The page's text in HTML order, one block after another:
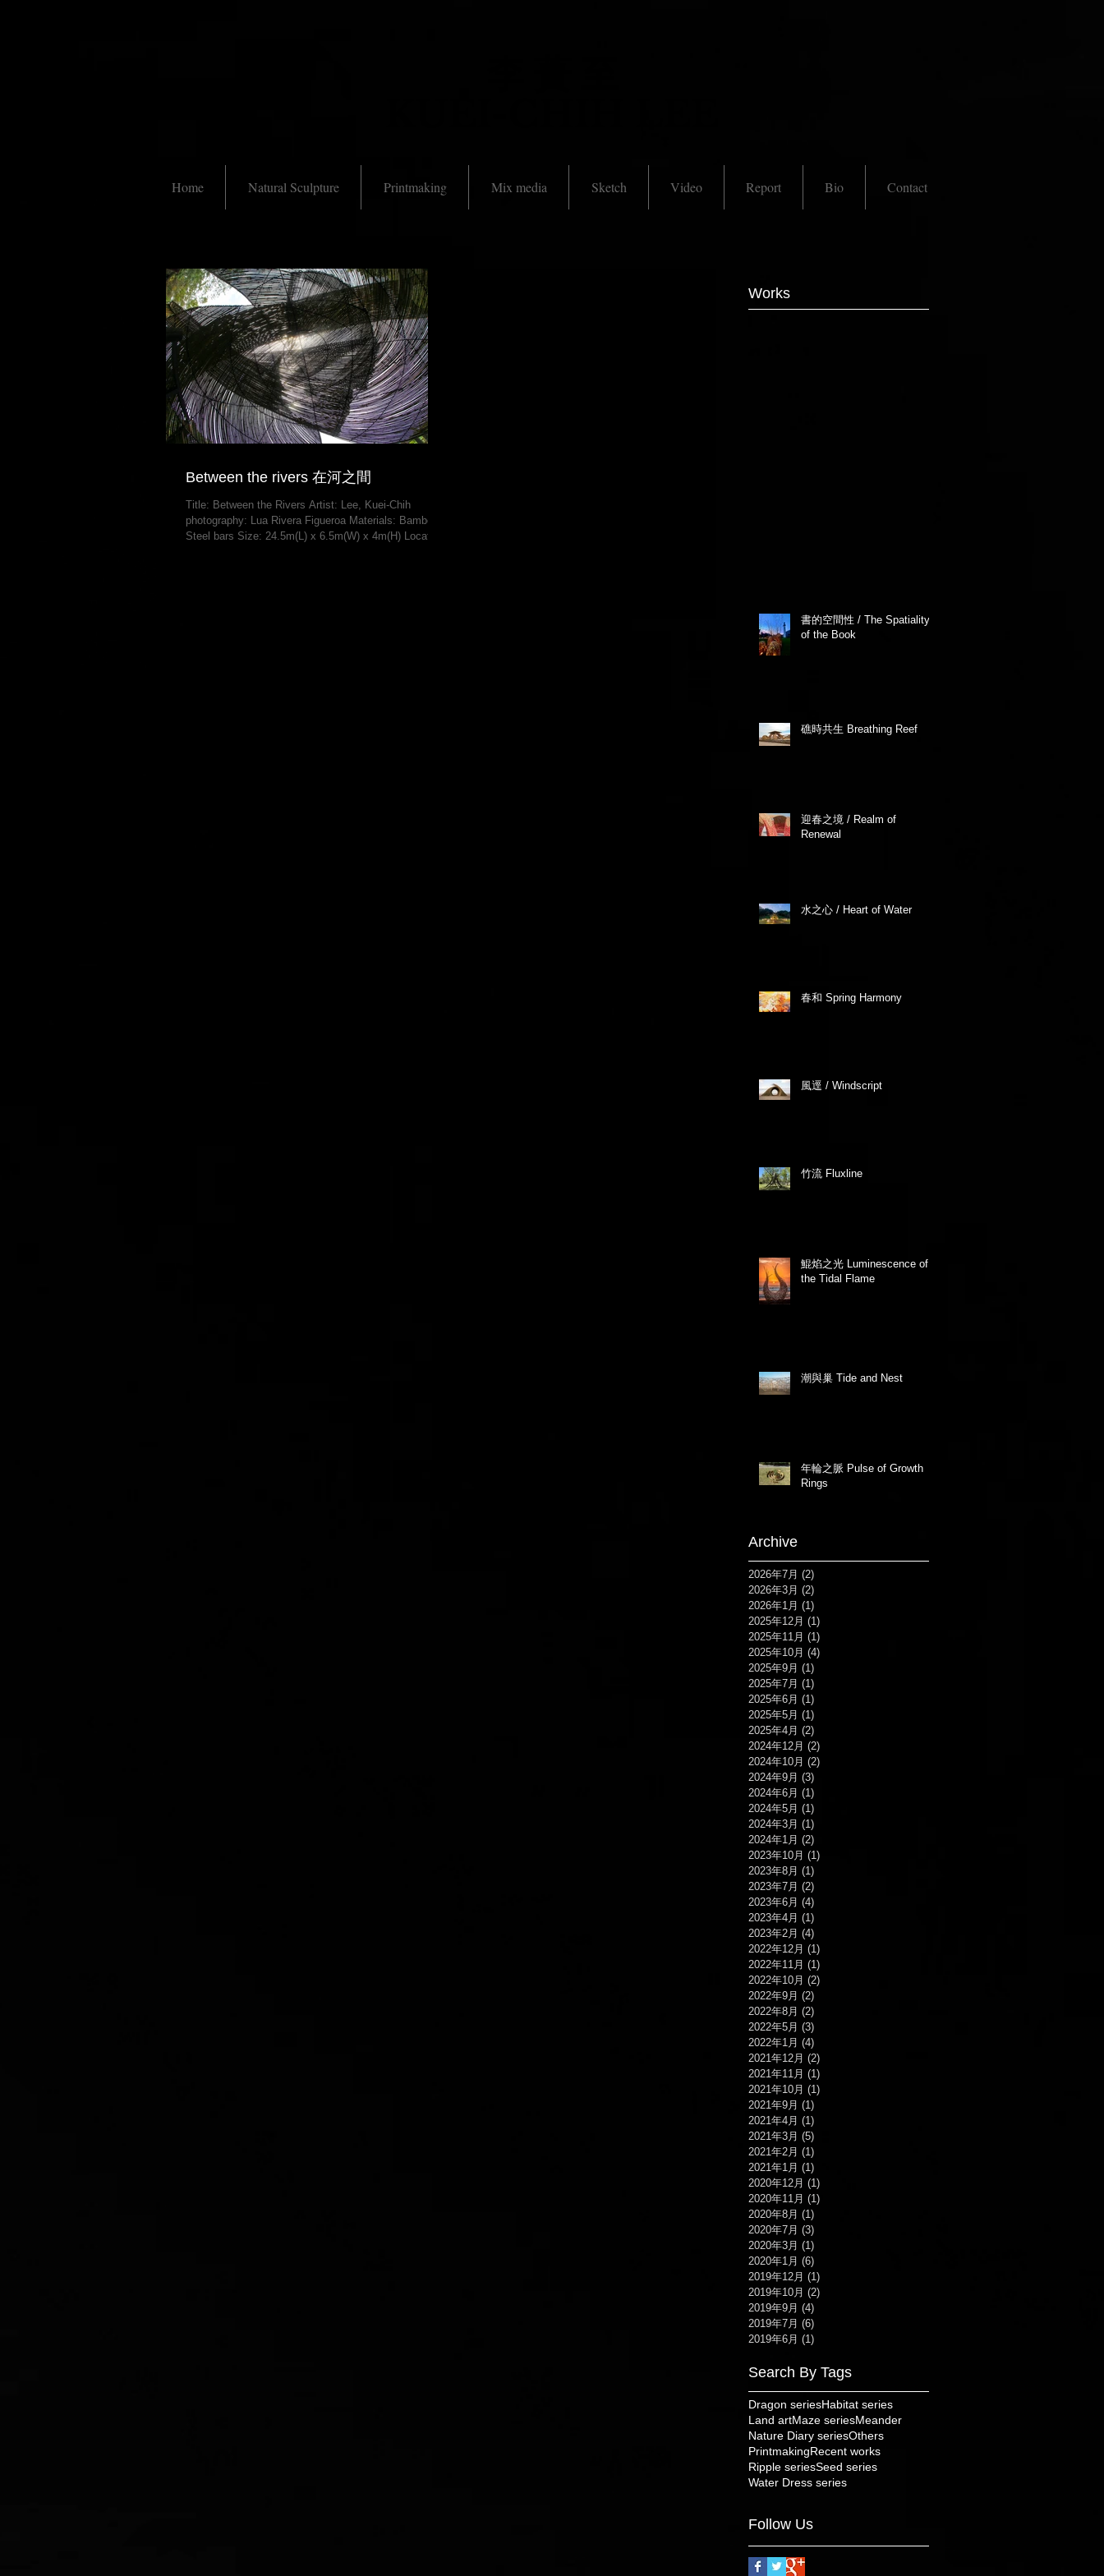
Home Natural Sculpture Printmaking Mix media Sketch Video Report Bio Contact
Between the rivers 在河之間
Title: Between the Rivers Artist: Lee, Kuei-Chih
photography: Lua Rivera Figueroa Materials: Bamboo,
Steel bars Size: 24.5m(L) x 6.5m(W) x 4m(H) Location:
Works
書的空間性 / The Spatiality
of the Book
礁時共生 Breathing Reef
迎春之境 / Realm of
Renewal
水之心 / Heart of Water
春和 Spring Harmony
風逕 / Windscript
竹流 Fluxline
鯤焰之光 Luminescence of
the Tidal Flame
潮與巢 Tide and Nest
年輪之脈 Pulse of Growth
Rings
Archive
2026年7月 (2)
2026年3月 (2)
2026年1月 (1)
2025年12月 (1)
2025年11月 (1)
2025年10月 (4)
2025年9月 (1)
2025年7月 (1)
2025年6月 (1)
2025年5月 (1)
2025年4月 (2)
2024年12月 (2)
2024年10月 (2)
2024年9月 (3)
2024年6月 (1)
2024年5月 (1)
2024年3月 (1)
2024年1月 (2)
2023年10月 (1)
2023年8月 (1)
2023年7月 (2)
2023年6月 (4)
2023年4月 (1)
2023年2月 (4)
2022年12月 (1)
2022年11月 (1)
2022年10月 (2)
2022年9月 (2)
2022年8月 (2)
2022年5月 (3)
2022年1月 (4)
2021年12月 (2)
2021年11月 (1)
2021年10月 (1)
2021年9月 (1)
2021年4月 (1)
2021年3月 (5)
2021年2月 (1)
2021年1月 (1)
2020年12月 (1)
2020年11月 (1)
2020年8月 (1)
2020年7月 (3)
2020年3月 (1)
2020年1月 (6)
2019年12月 (1)
2019年10月 (2)
2019年9月 (4)
2019年7月 (6)
2019年6月 (1)
Search By Tags
Dragon seriesHabitat series
Land artMaze seriesMeander
Nature Diary seriesOthers
PrintmakingRecent works
Ripple seriesSeed series
Water Dress series
Follow Us